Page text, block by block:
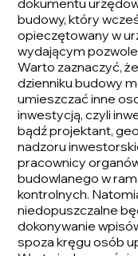
dokumentu
budowy, który
opieczętowany w
wydającym
Warto zaznaczyć,
dzienniku budowy
umieszczać inne
inwestycją, czyli
bądź projektant,
nadzoru
pracownicy
budowlanego w
kontrolnych.
niedopuszczalne
dokonywanie
spoza kręgu osób